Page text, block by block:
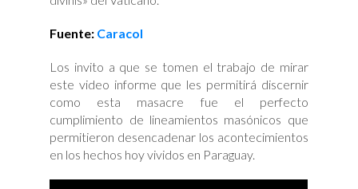
Fuente: Caracol
Los invito a que se tomen el trabajo de mirar
este video informe que les permitirá discernir
como esta masacre fue el perfecto
cumplimiento de lineamientos masónicos que
permitieron desencadenar los acontecimientos
en los hechos hoy vividos en Paraguay.